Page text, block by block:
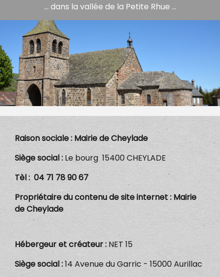
... dans la vallée de la Petite Rhue ...
Raison sociale: Mairie de Cheylade
Siège social: Le bourg 15400 CHEYLADE
Tèl : 04 71 78 90 67
Propriétaire du contenu de site internet: Mairie
de Cheylade
Hébergeur et créateur: NET 15
Siège social:14 Avenue du Garric - 15000 Aurillac